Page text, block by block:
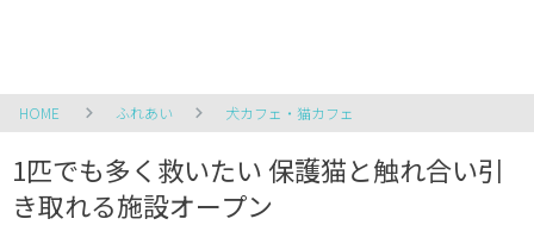
HOME ふれあい 犬カフェ・猫カフェ
1匹でも多く救いたい 保護猫と触れ合い引
き取れる施設オープン